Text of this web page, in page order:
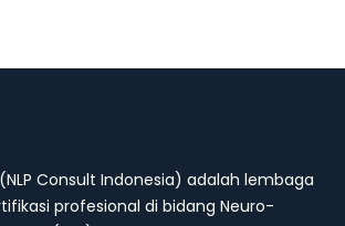
Consult Indonesia) adalah lembaga
profesional di bidang Neuro-